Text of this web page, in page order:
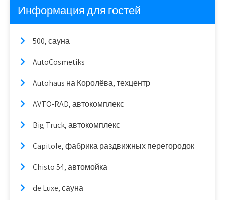
Информация для гостей
500, сауна
AutoCosmetiks
Autohaus на Королёва, техцентр
AVTO-RAD, автокомплекс
Big Truck, автокомплекс
Capitole, фабрика раздвижных перегородок
Chisto 54, автомойка
de Luxe, сауна